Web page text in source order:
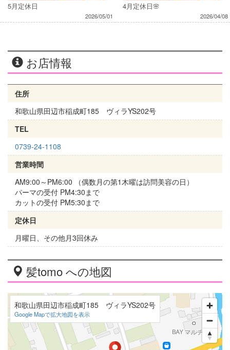
5月定休日
2026/05/01
4月定休日🌸
2026/04/08
お店情報
住所
和歌山県田辺市稲成町185 ヴィラYS202号
TEL
0739-24-1108
営業時間
AM9:00～PM6:00 （偶数月の第1木曜は訪問美容の日）
パーマの受付 PM4:30まで
カットの受付 PM5:30まで
定休日
月曜日、その他月3回休み
髪tomo への地図
和歌山県田辺市稲成町185 ヴィラYS202号
Google Mapで拡大地図を表示